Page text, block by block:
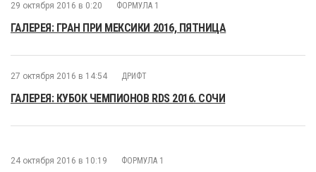
29 октября 2016 в 0:20 ФОРМУЛА 1
ГАЛЕРЕЯ: ГРАН ПРИ МЕКСИКИ 2016, ПЯТНИЦА
27 октября 2016 в 14:54 ДРИФТ
ГАЛЕРЕЯ: КУБОК ЧЕМПИОНОВ RDS 2016. СОЧИ
24 октября 2016 в 10:19 ФОРМУЛА 1